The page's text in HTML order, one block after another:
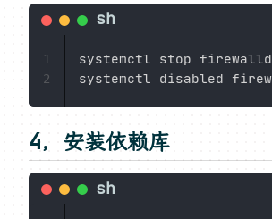
systemctl stop firewalld
1
2
4，安装依赖库